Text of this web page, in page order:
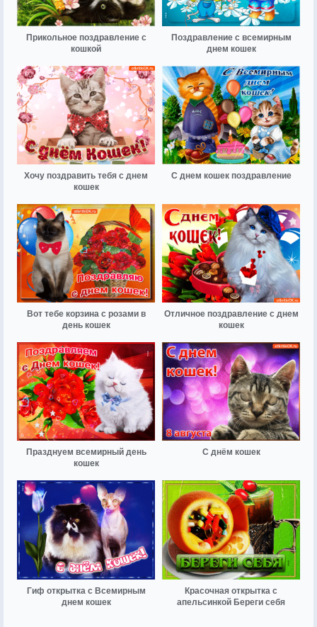
Прикольное поздравление с
кошкой
Поздравление с всемирным
днем кошек
Хочу поздравить тебя с днем
кошек
С днем кошек поздравление
Вот тебе корзина с розами в
день кошек
Отличное поздравление с днем
кошек
Празднуем всемирный день
кошек
С днём кошек
Гиф открытка с Всемирным
днем кошек
Красочная открытка с
апельсинкой Береги себя